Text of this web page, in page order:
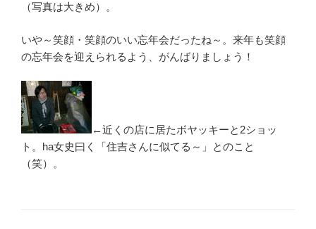
（写真は大きめ）。
いや～笑顔・笑顔のいい忘年会だったね～。来年も笑顔
の忘年会を迎えられるよう、がんばりましょう！
←近くの店に居たボヤッキーと2ショッ
ト。ha女史曰く「住吉さんに似てる～」とのこと
（笑）。